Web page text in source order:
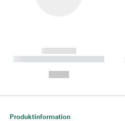
------------
----------- ----------- --------
Produktinformation